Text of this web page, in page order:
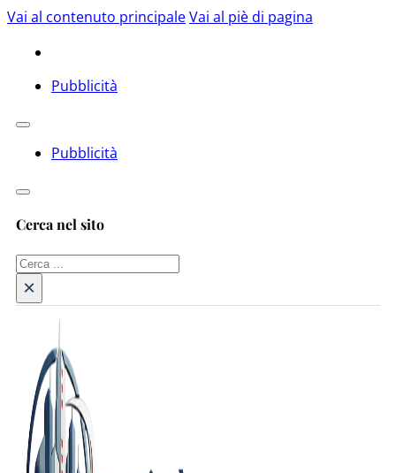
Vai al contenuto principaleVai al piè di pagina
Pubblicità
Pubblicità
Cerca nel sito
Cerca
×